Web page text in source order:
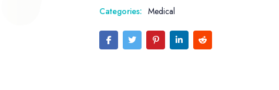
Categories: Medical